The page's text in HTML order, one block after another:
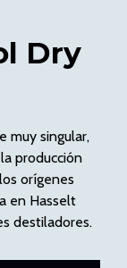
Dry
muy singular,
producción
orígenes
en Hasselt
destiladores.